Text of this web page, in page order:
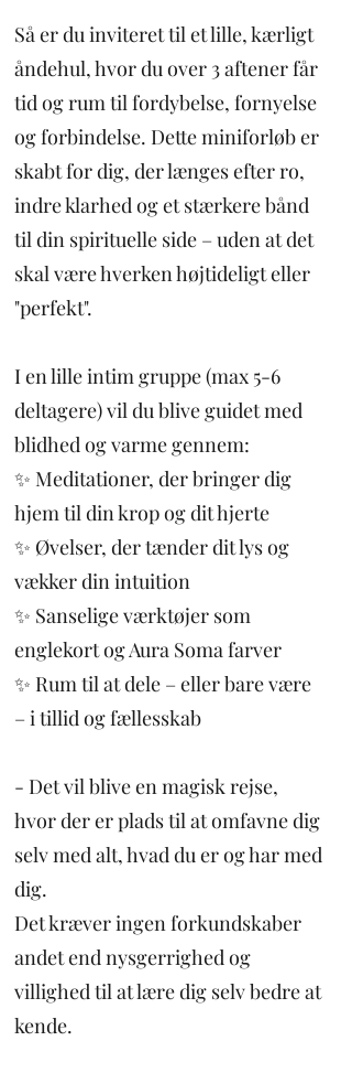
Så er du inviteret til et lille, kærligt
åndehul, hvor du over 3 aftener får
tid og rum til fordybelse, fornyelse
og forbindelse. Dette miniforløb er
skabt for dig, der længes efter ro,
indre klarhed og et stærkere bånd
til din spirituelle side – uden at det
skal være hverken højtideligt eller
"perfekt".
I en lille intim gruppe (max 5-6
deltagere) vil du blive guidet med
blidhed og varme gennem:
✨ Meditationer, der bringer dig
hjem til din krop og dit hjerte
✨ Øvelser, der tænder dit lys og
vækker din intuition
✨ Sanselige værktøjer som
englekort og Aura Soma farver
✨ Rum til at dele – eller bare være
– i tillid og fællesskab
- Det vil blive en magisk rejse,
hvor der er plads til at omfavne dig
selv med alt, hvad du er og har med
dig.
Det kræver ingen forkundskaber
andet end nysgerrighed og
villighed til at lære dig selv bedre at
kende.